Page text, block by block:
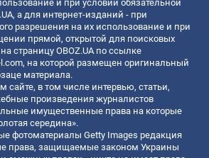
и при условии обязательной
а для интернет-изданий - при
разрешения на их использование и при
прямой, открытой для поисковых
страницу OBOZ.UA по ссылке
, на которой размещен оригинальный
материала.
сайте, в том числе интервью, статьи,
произведения журналистов
имущественные права на которые
середина».
фотоматериалы Getty Images редакция
права, защищаемые законом Украины